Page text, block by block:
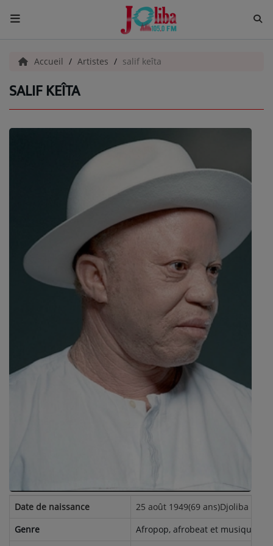
ACCUEIL
Pour Vous
EVÈNEMENTS
Musique
ARTISTES
TITRES DIFFUSÉS
Joliba TV News / FM
Accueil Artistes salif keîta
SALIF KEÎTA
Date de naissance
25 août 1949(69 ans)Djoliba (Mali)
Genre
Afropop, afrobeat et musiques